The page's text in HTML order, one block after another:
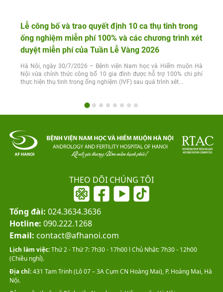
Lễ công bố và trao quyết định 10 ca thụ tinh trong
ống nghiệm miễn phí 100% và các chương trình xét
duyệt miễn phí của Tuần Lễ Vàng 2026
Hà Nội, ngày 30/7/2026 – Bệnh viện Nam học và Hiếm muộn Hà
Nội vừa chính thức công bố 10 gia đình được hỗ trợ 100% chi phí
thực hiện thụ tinh trong ống nghiệm (IVF) sau quá trình xét...
THEO DÕI CHÚNG TÔI
Tổng đài: 024.3634.3636
Hotline: 090.222.1268
Email: contact@afhanoi.com
Lịch làm việc:Thứ 2 - Thứ 7: 7h30 - 17h00 l Chủ Nhật: 7h30 - 12h00
(Chiều nghỉ).
Địa chỉ:431 Tam Trinh (Lô 07 – 3A Cụm CN Hoàng Mai), P. Hoàng Mai, Hà
Nội.